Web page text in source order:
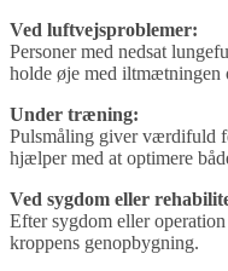
Ved luftvejsproblemer:
Personer med nedsat
holde øje med iltmætningen
Under træning:
Pulsmåling giver værdifuld
hjælper med at optimere
Ved sygdom eller
Efter sygdom eller
kroppens genopbygning.